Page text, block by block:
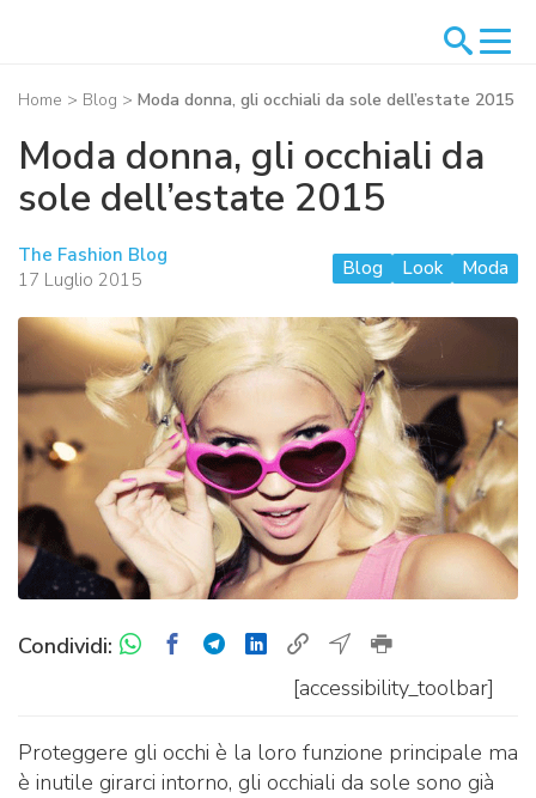
Home > Blog > Moda donna, gli occhiali da sole dell’estate 2015
Moda donna, gli occhiali da
sole dell’estate 2015
The Fashion Blog
17 Luglio 2015
Blog Look Moda
Condividi:
[accessibility_toolbar]
Proteggere gli occhi è la loro funzione principale ma
è inutile girarci intorno, gli occhiali da sole sono già